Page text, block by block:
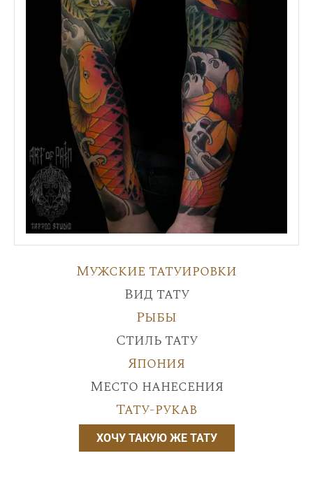
Мужские татуировки
Вид тату
Рыбы
Стиль тату
Япония
Место нанесения
Тату-рукав
ХОЧУ ТАКУЮ ЖЕ ТАТУ